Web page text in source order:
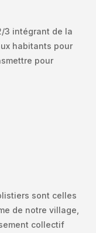
3 intégrant de la
habitants pour
pour
sont celles
de notre village,
collectif